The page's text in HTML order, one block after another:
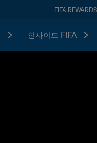
FIFA REWARDS
인사이드 FIFA